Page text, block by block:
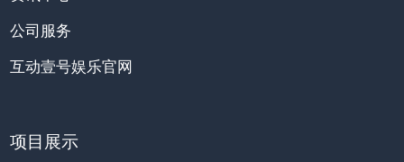
公司服务
互动壹号娱乐官网
项目展示